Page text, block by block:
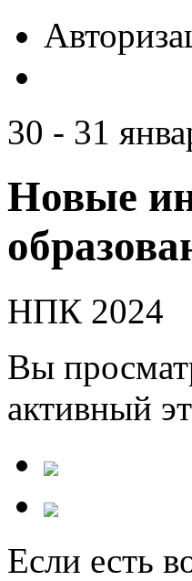
30 - 31
Новые
НПК 2024
Вы
активный
Если есть